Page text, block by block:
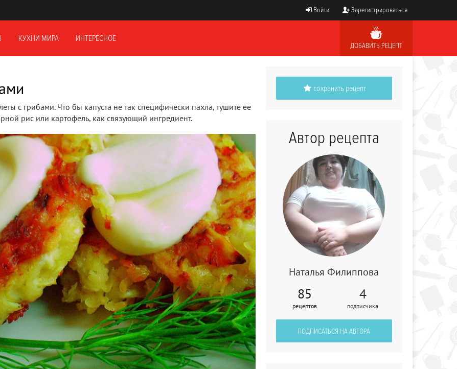
Войти Зарегистрироваться
КУХНИ МИРА ИНТЕРЕСНОЕ
ДОБАВИТЬ РЕЦЕПТ
с грибами. Что бы капуста не так специфически пахла, тушите ее
рис или картофель, как связующий ингредиент.
Котлеты
морковные
сохранить рецепт
Автор рецепта
Наталья Филиппова
85
рецептов
4
подписчика
ПОДПИСАТЬСЯ НА АВТОРА